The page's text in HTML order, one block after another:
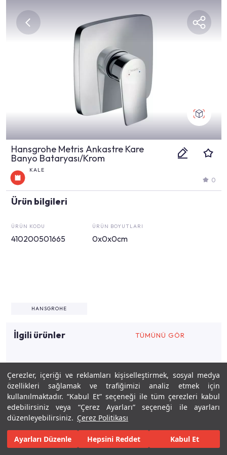
Çerezler, içeriği ve reklamları kişiselleştirmek, sosyal medya
özellikleri sağlamak ve trafiğimizi analiz etmek için
kullanılmaktadır. “Kabul Et” seçeneği ile tüm çerezleri kabul
edebilirsiniz veya “Çerez Ayarları” seçeneği ile ayarları
düzenleyebilirsiniz. Çerez Politikası
Ayarları Düzenle Hepsini Reddet Kabul Et
Hansgrohe Metris Ankastre Kare
Banyo Bataryası/Krom
KALE
0
Ürün bilgileri
ÜRÜN KODU
410200501665
ÜRÜN BOYUTLARI
0x0x0cm
HANSGROHE
İlgili ürünler TÜMÜNÜ GÖR
İlgili tasarımlar
FERHAT CEBECI 3,36m²
Keşfet Tasarla Gerçekleştir